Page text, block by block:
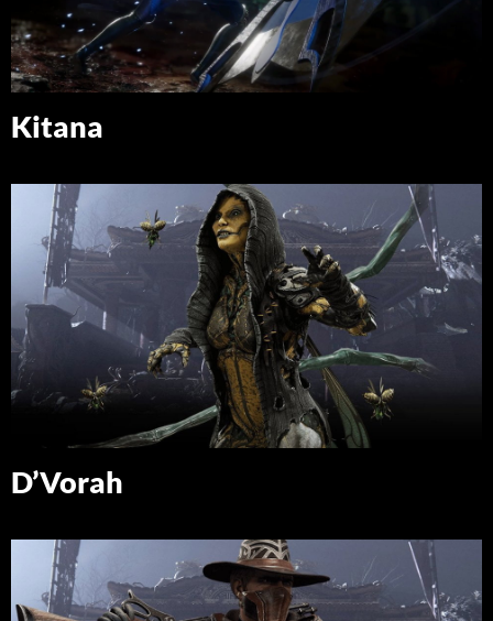
Kitana
D’Vorah